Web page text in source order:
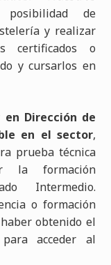
de
y realizar
certificados o
y cursarlos en
en Dirección de
en el sector,
prueba técnica
la formación
Intermedio.
o formación
obtenido el
acceder al